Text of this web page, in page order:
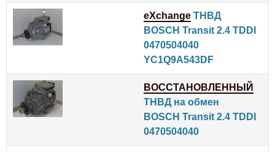
eXchange ТНВД
BOSCH Transit 2.4 TDDI
0470504040
YC1Q9A543DF
ВОССТАНОВЛЕННЫЙ
ТНВД на обмен
BOSCH Transit 2.4 TDDI
0470504040